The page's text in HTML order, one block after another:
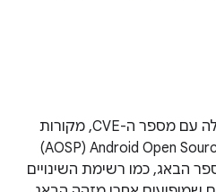
נקודות החולשה מקובצות לפי הרכיב שבו הן משפיעות. מוצגים תיאור של הבעיה וטבלה עם מספר ה-CVE, מקורות
וגרסאות מעודכנות של Android Open Source Project‏ (AOSP)
הבאג, כמו רשימת השינויים